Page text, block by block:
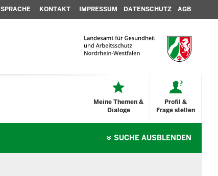
KONTAKT IMPRESSUM DATENSCHUTZ AGB
Profil &
Frage stellen
Meine Themen &
Dialoge
SUCHE AUSBLENDEN